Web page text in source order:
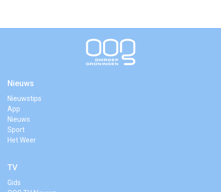
Nieuws
Nieuwstips
App
Nieuws
Sport
Het Weer
TV
Gids